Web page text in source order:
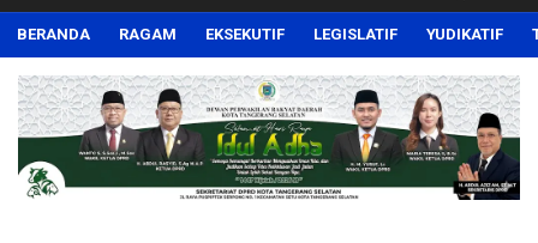
BERANDA RAGAM EKSEKUTIF LEGISLATIF YUDIKATIF